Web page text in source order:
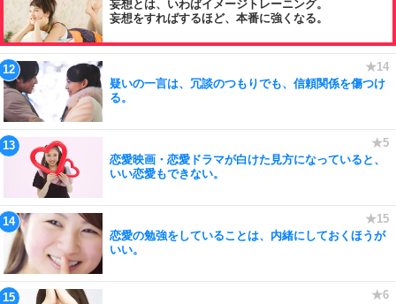
妄想とは、いわばイメージトレーニング。
妄想をすればするほど、本番に強くなる。
疑いの一言は、冗談のつもりでも、信頼関係を傷つけ
る。
恋愛映画・恋愛ドラマが白けた見方になっていると、
いい恋愛もできない。
恋愛の勉強をしていることは、内緒にしておくほうが
いい。